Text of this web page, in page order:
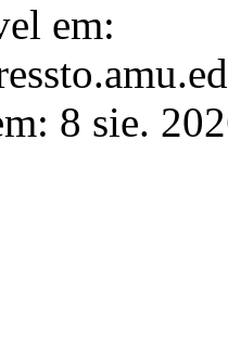
em:
8 sie.